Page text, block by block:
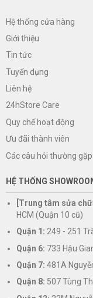
Hệ thống cửa hàng
Giới thiệu
Tin tức
Tuyển dụng
Liên hệ
24hStore Care
Quy chế hoạt động
Ưu đãi thành viên
Các câu hỏi thường gặp
HỆ THỐNG
[Trung tâm sửa
HCM (Quận 10 cũ)
Quận 1: 249 - 251
Quận 6: 733 Hậu
Quận 7: 481A
Quận 8: 507 Tùng